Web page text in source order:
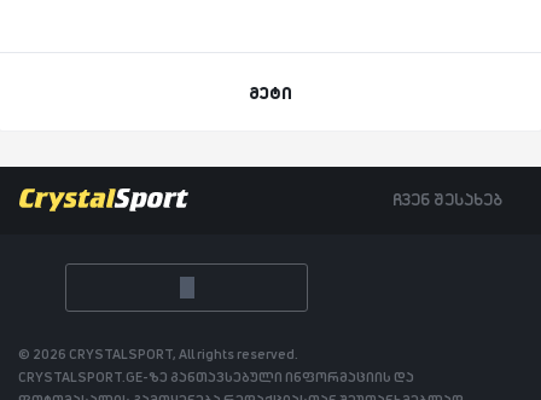
მეტი
ჩვენ შესახებ
© 2026 CRYSTALSPORT, All rights reserved.
CRYSTALSPORT.GE-ზე განთავსებული ინფორმაციის და